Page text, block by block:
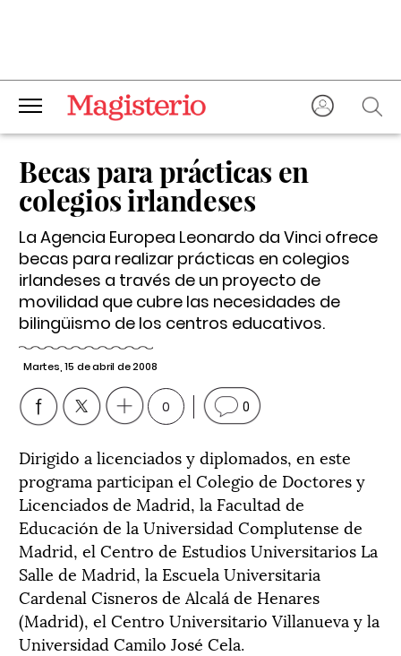
Becas para prácticas en
colegios irlandeses
La Agencia Europea Leonardo da Vinci ofrece
becas para realizar prácticas en colegios
irlandeses a través de un proyecto de
movilidad que cubre las necesidades de
bilingüismo de los centros educativos.
Martes, 15 de abril de 2008
0 0
Dirigido a licenciados y diplomados, en este
programa participan el Colegio de Doctores y
Licenciados de Madrid, la Facultad de
Educación de la Universidad Complutense de
Madrid, el Centro de Estudios Universitarios La
Salle de Madrid, la Escuela Universitaria
Cardenal Cisneros de Alcalá de Henares
(Madrid), el Centro Universitario Villanueva y la
Universidad Camilo José Cela.